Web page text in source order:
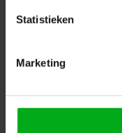
Statistieken
Marketing